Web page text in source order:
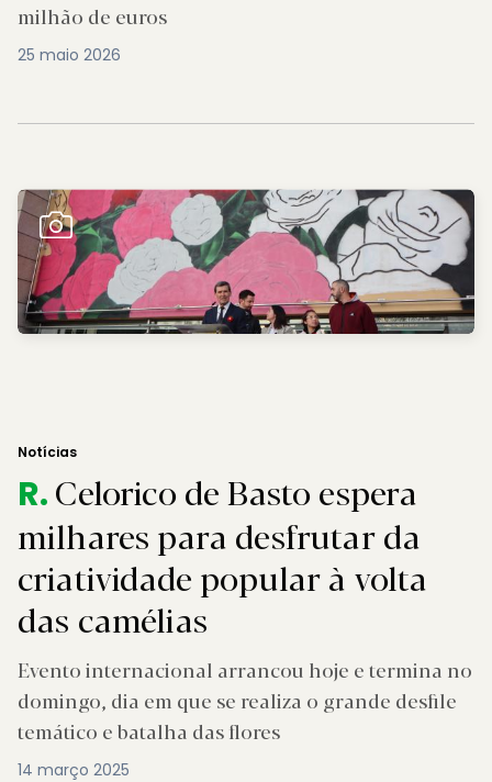
milhão de euros
25 maio 2026
Notícias
R.Celorico de Basto espera
milhares para desfrutar da
criatividade popular à volta
das camélias
Evento internacional arrancou hoje e termina no
domingo, dia em que se realiza o grande desfile
temático e batalha das flores
14 março 2025